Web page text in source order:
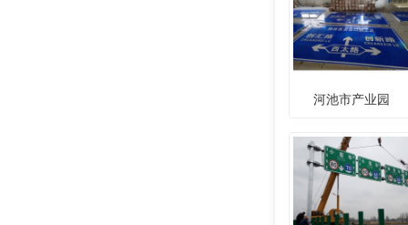
河池市产业园